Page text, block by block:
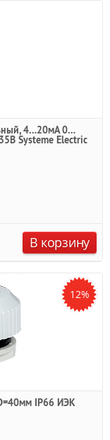
4…20мА 0…
Systeme Electric
В корзину
12%
IP66 ИЭК